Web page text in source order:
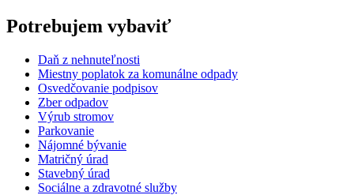
Potrebujem vybaviť
Daň z nehnuteľnosti
Miestny poplatok za komunálne odpady
Osvedčovanie podpisov
Zber odpadov
Výrub stromov
Parkovanie
Nájomné bývanie
Matričný úrad
Stavebný úrad
Sociálne a zdravotné služby